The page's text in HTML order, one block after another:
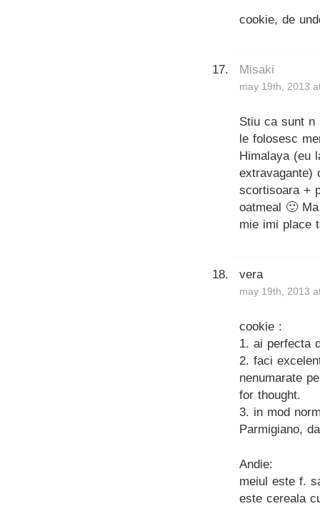
cookie, de
Misaki
may 19th, 2013
Stiu ca sunt n
le folosesc
Himalaya (eu
extravagante)
scortisoara +
oatmeal 🙂
mie imi place
vera
may 19th, 2013
cookie :
1. ai perfecta
2. faci
nenumarate
for thought.
3. in mod
Parmigiano,
Andie:
meiul este f.
este cereala